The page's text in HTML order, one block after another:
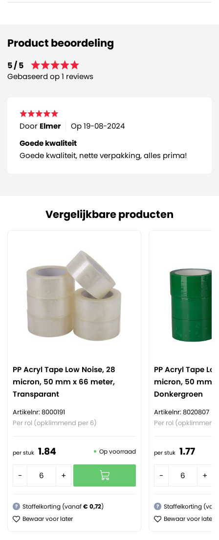
Product beoordeling
5 / 5
Gebaseerd op 1 reviews
Door Elmer Op19-08-2024
Goede kwaliteit
Goede kwaliteit, nette verpakking, alles prima!
Vergelijkbare producten
PP Acryl Tape Low Noise, 28
micron, 50 mm x 66 meter,
Transparant
Artikelnr: 8000191
Per rol (opklimmend per 6)
per stuk 1.84 Op voorraad
- +
? Staffelkorting (vanaf€ 0,72)
Bewaar voor later
PP Acryl Tape
micron, 50 mm
Donkergroen
Artikelnr: 8020807
Per rol
per stuk 1.77
- +
?
Staffelkorting
Bewaar voor later